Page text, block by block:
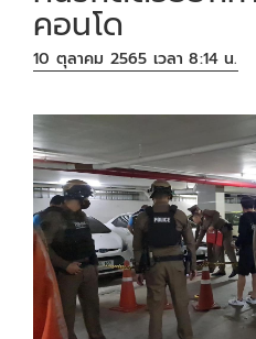
คอนโด
10 ตุลาคม 2565 เวลา 8:14 น.